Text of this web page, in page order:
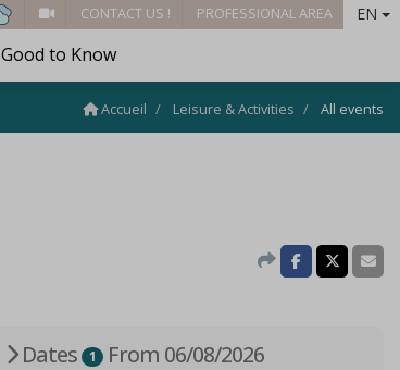
CONTACT US ! PROFESSIONAL AREA EN
Good to Know
Accueil Leisure & Activities All events
Dates 1 From 06/08/2026